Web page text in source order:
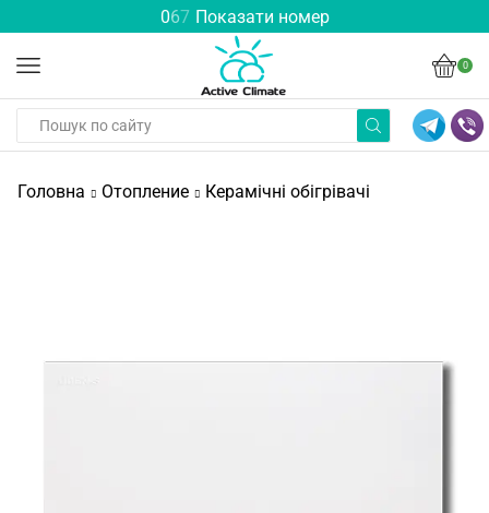
067 Показати номер
0
Головна Отопление Керамічні обігрівачі